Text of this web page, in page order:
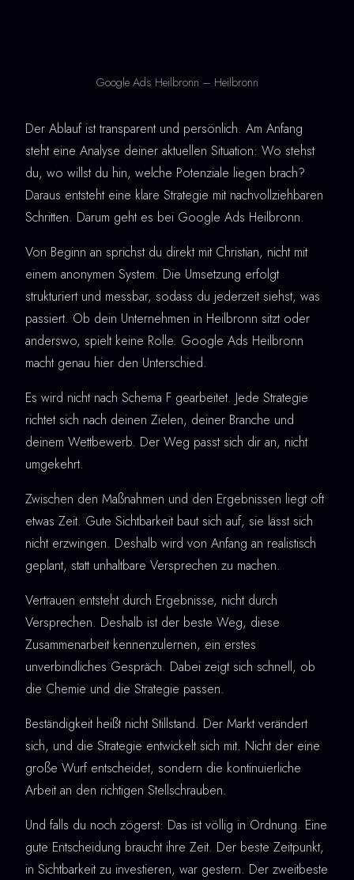
Google Ads Heilbronn – Heilbronn
Der Ablauf ist transparent und persönlich. Am Anfang
steht eine Analyse deiner aktuellen Situation: Wo stehst
du, wo willst du hin, welche Potenziale liegen brach?
Daraus entsteht eine klare Strategie mit nachvollziehbaren
Schritten. Darum geht es bei Google Ads Heilbronn.
Von Beginn an sprichst du direkt mit Christian, nicht mit
einem anonymen System. Die Umsetzung erfolgt
strukturiert und messbar, sodass du jederzeit siehst, was
passiert. Ob dein Unternehmen in Heilbronn sitzt oder
anderswo, spielt keine Rolle. Google Ads Heilbronn
macht genau hier den Unterschied.
Es wird nicht nach Schema F gearbeitet. Jede Strategie
richtet sich nach deinen Zielen, deiner Branche und
deinem Wettbewerb. Der Weg passt sich dir an, nicht
umgekehrt.
Zwischen den Maßnahmen und den Ergebnissen liegt oft
etwas Zeit. Gute Sichtbarkeit baut sich auf, sie lässt sich
nicht erzwingen. Deshalb wird von Anfang an realistisch
geplant, statt unhaltbare Versprechen zu machen.
Vertrauen entsteht durch Ergebnisse, nicht durch
Versprechen. Deshalb ist der beste Weg, diese
Zusammenarbeit kennenzulernen, ein erstes
unverbindliches Gespräch. Dabei zeigt sich schnell, ob
die Chemie und die Strategie passen.
Beständigkeit heißt nicht Stillstand. Der Markt verändert
sich, und die Strategie entwickelt sich mit. Nicht der eine
große Wurf entscheidet, sondern die kontinuierliche
Arbeit an den richtigen Stellschrauben.
Und falls du noch zögerst: Das ist völlig in Ordnung. Eine
gute Entscheidung braucht ihre Zeit. Der beste Zeitpunkt,
in Sichtbarkeit zu investieren, war gestern. Der zweitbeste